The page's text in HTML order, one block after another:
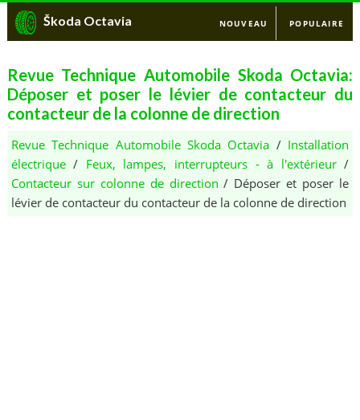
Škoda Octavia NOUVEAU POPULAIRE
Revue Technique Automobile Skoda Octavia:
Déposer et poser le lévier de contacteur du
contacteur de la colonne de direction
Revue Technique Automobile Skoda Octavia / Installation
électrique/ Feux, lampes, interrupteurs - à l'extérieur/
Contacteur sur colonne de direction / Déposer et poser le
lévier de contacteur du contacteur de la colonne de direction